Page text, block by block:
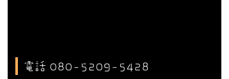
電話 080-5209-5428